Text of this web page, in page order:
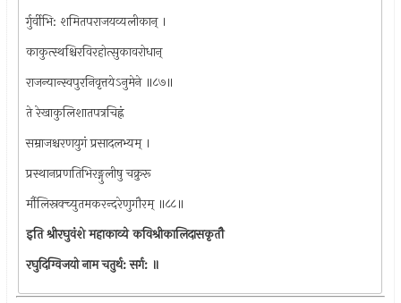
र्गुर्वीभि: शमितपराजयव्यलीकान् ।
काकुत्स्थश्चिरविरहोत्सुकावरोधान्
राजन्यान्स्वपुरनिवृत्तयेऽनुमेने ॥८७॥
ते रेखाकुलिशातपत्रचिह्नं
सम्राजश्चरणयुगं प्रसादलभ्यम् ।
प्रस्थानप्रणतिभिरङ्गुलीषु चक्रुरू
र्मौलिस्रक्च्युतमकरन्दरेणुगौरम् ॥८८॥
इति श्रीरघुवंशे महाकाव्ये कविश्रीकालिदासकृतौ
रघुदिग्विजयो नाम चतुर्थ: सर्ग: ॥